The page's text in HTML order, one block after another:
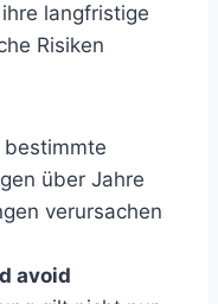
langfristige
Risiken
über Jahre
verursachen
avoid